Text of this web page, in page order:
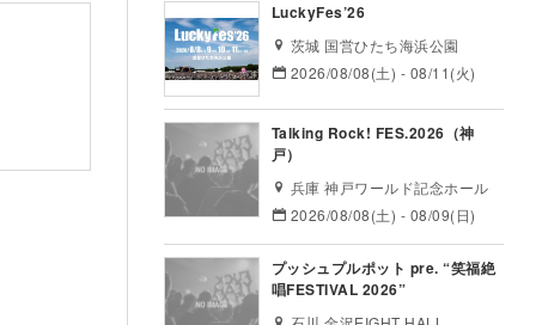
LuckyFes’26
茨城 国営ひたち海浜公園
2026/08/08(土) - 08/11(火)
Talking Rock! FES.2026（神
戸）
兵庫 神戸ワールド記念ホール
2026/08/08(土) - 08/09(日)
プッシュプルポット pre. “笑福絶
唱FESTIVAL 2026”